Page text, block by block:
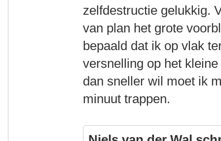
zelfdestructie gelukkig.
van plan het grote
bepaald dat ik op vlak
versnelling op het
dan sneller wil moet ik
minuut trappen.